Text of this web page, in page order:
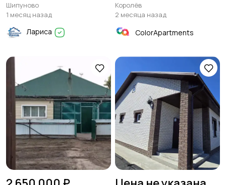
м2 в Шипуново
Шипуново
1 месяц назад
Лариса
Королёв
2 месяца назад
ColorApartments